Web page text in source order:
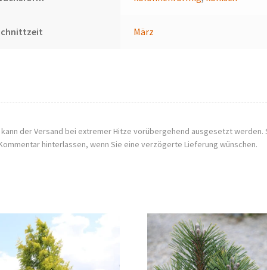
März
der Versand bei extremer Hitze vorübergehend ausgesetzt werden.
hinterlassen, wenn Sie eine verzögerte Lieferung wünschen.